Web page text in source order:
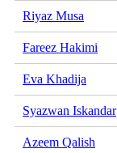
Riyaz Musa
Fareez Hakimi
Eva Khadija
Syazwan Iskandar
Azeem Qalish